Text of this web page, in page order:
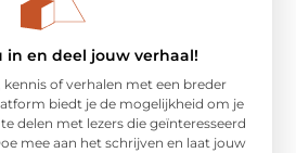
in en deel jouw verhaal!
kennis of verhalen met een breder
biedt je de mogelijkheid om je
delen met lezers die geïnteresseerd
mee aan het schrijven en laat jouw